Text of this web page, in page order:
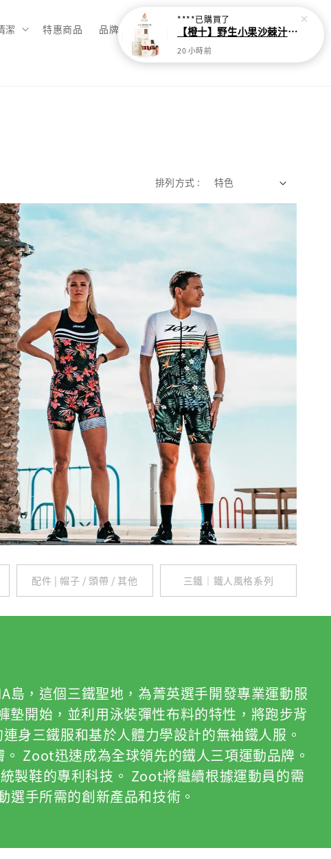
潔 特惠商品 品牌總覽
排列方式 :
配件 | 帽子 / 頭帶 / 其他 三鐵｜鐵人風格系列
，這個三鐵聖地，為菁英選手開發專業運動服
開始，並利用泳裝彈性布料的特性，將跑步背
身三鐵服和基於人體力學設計的無袖鐵人服。
Zoot迅速成為全球領先的鐵人三項運動品牌。
製鞋的專利科技。 Zoot將繼續根據運動員的需
手所需的創新產品和技術。
****已購買了
【橙十】野生小果沙棘汁-貼心隨身瓶【30ml*10瓶】
20 小時前